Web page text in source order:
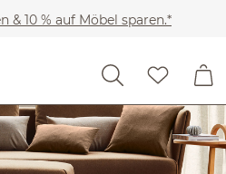
& 10 % auf Möbel sparen.*